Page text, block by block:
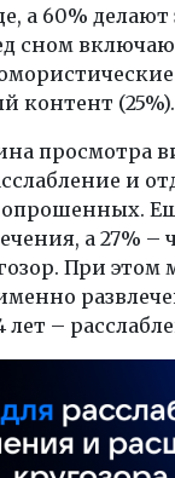
а 60% делают
сном
контент (25%).
просмотра
и
опрошенных.
а 27% –
При этом
лет –